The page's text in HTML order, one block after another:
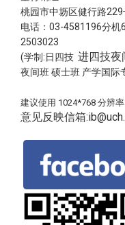
桃园市中坜区健行路
电话：03-4581196分机
2503023
(学制:日四技进四技夜
夜间班 硕士班 产学国际
建议使用 1024*768 分辨
意见反映信箱